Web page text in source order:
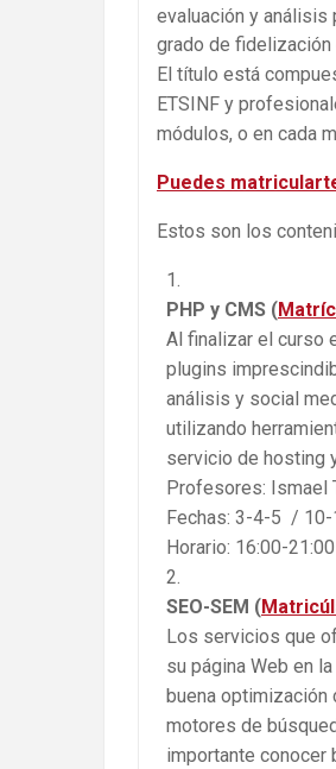
evaluación y análisis
grado de fidelización
El título está
ETSINF y
módulos, o en cada
Puedes
Estos son los
PHP y CMS (
Al finalizar el curso
plugins
análisis y social
utilizando
servicio de hosting
Profesores: Ismael
Fechas: 3-4-5 /
Horario: 16:00-21:00
SEO-SEM (
Los servicios que
su página Web en
buena optimización
motores de
importante conocer